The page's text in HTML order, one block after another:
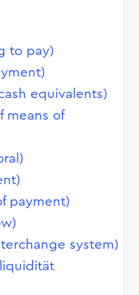
to pay)
equivalents)
means of
payment)
system)